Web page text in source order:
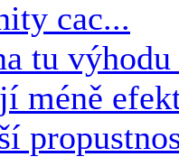
cac...
tu
méně